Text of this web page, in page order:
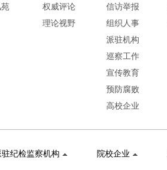
权威评论
理论视野
信访举报
组织人事
派驻机构
巡察工作
宣传教育
预防腐败
高校企业
纪检监察机构 院校企业